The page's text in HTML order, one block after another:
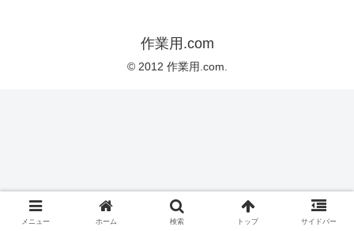
作業用.com
© 2012 作業用.com.
メニュー ホーム 検索 トップ サイドバー